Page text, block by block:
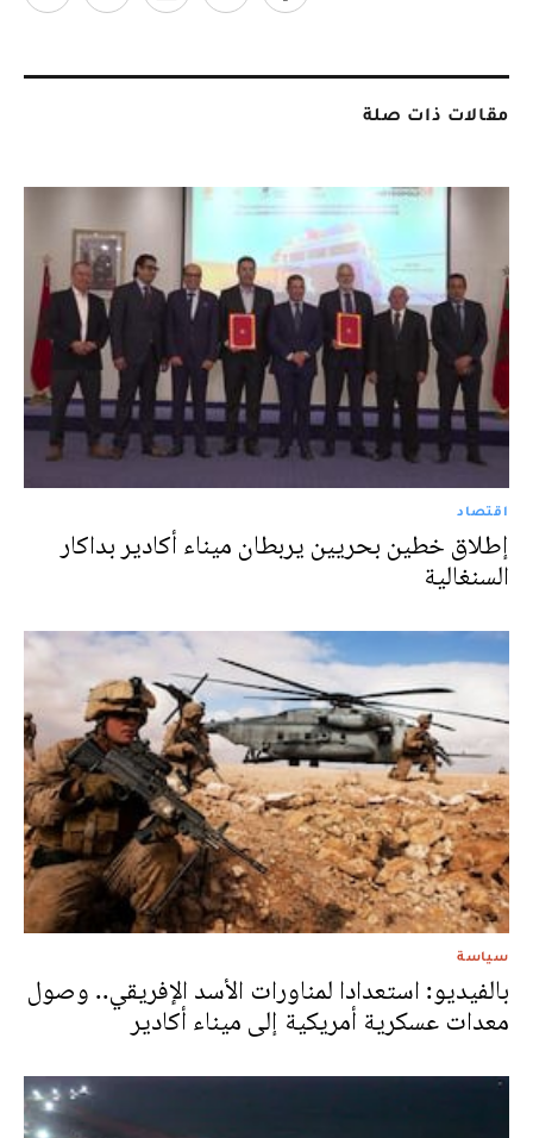
مقالات ذات صلة
اقتصاد
إطلاق خطين بحريين يربطان ميناء أكادير بداكار
السنغالية
سياسة
بالفيديو: استعدادا لمناورات الأسد الإفريقي.. وصول
معدات عسكرية أمريكية إلى ميناء أكادير